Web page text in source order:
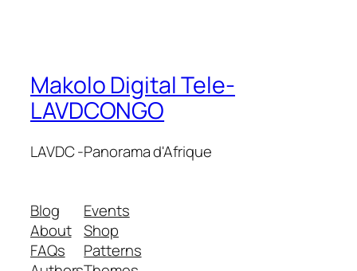
Makolo Digital Tele-
LAVDCONGO
LAVDC -Panorama d'Afrique
Blog
About
FAQs
Events
Shop
Patterns